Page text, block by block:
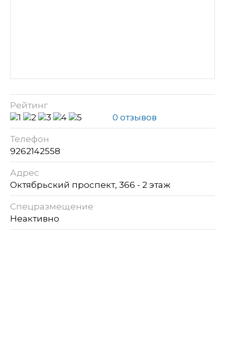
Рейтинг
0 отзывов
Телефон
9262142558
Адрес
Октябрьский проспект, 366 - 2 этаж
Спецразмещение
Неактивно